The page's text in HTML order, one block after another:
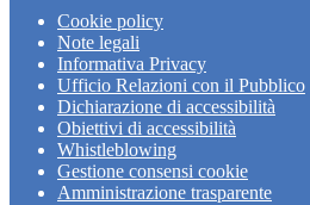
Cookie policy
Note legali
Informativa Privacy
Ufficio Relazioni con il Pubblico
Dichiarazione di accessibilità
Obiettivi di accessibilità
Whistleblowing
Gestione consensi cookie
Amministrazione trasparente